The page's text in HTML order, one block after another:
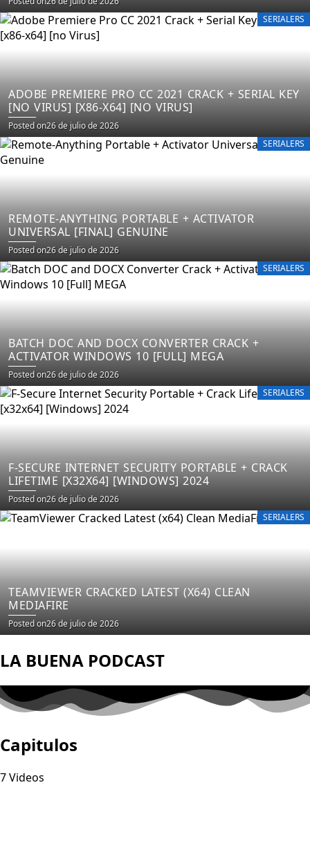
SERIALERS
ADOBE PREMIERE PRO CC 2021 CRACK + SERIAL KEY
[NO VIRUS] [X86-X64] [NO VIRUS]
Posted on26 de julio de 2026
SERIALERS
REMOTE-ANYTHING PORTABLE + ACTIVATOR
UNIVERSAL [FINAL] GENUINE
Posted on26 de julio de 2026
SERIALERS
BATCH DOC AND DOCX CONVERTER CRACK +
ACTIVATOR WINDOWS 10 [FULL] MEGA
Posted on26 de julio de 2026
SERIALERS
F-SECURE INTERNET SECURITY PORTABLE + CRACK
LIFETIME [X32X64] [WINDOWS] 2024
Posted on26 de julio de 2026
SERIALERS
TEAMVIEWER CRACKED LATEST (X64) CLEAN
MEDIAFIRE
Posted on26 de julio de 2026
LA BUENA PODCAST
Capitulos
7 Videos